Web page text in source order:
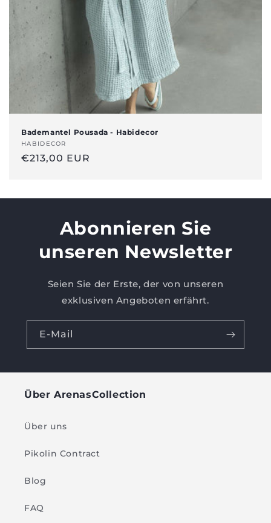
n
:
Bademantel Pousada - Habidecor
Anbieter:
HABIDECOR
Regulärer
€213,00 EUR
Abonnieren Sie
unseren Newsletter
Seien Sie der Erste, der von unseren
exklusiven Angeboten erfährt.
E-Mail
Über ArenasCollection
Über uns
Pikolin Contract
Blog
FAQ